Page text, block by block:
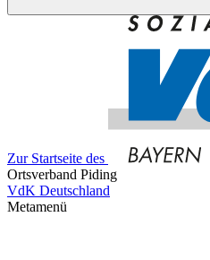
Zur Startseite des
Ortsverband Piding
VdK Deutschland
Metamenü